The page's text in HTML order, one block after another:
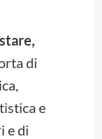
di
e
e di